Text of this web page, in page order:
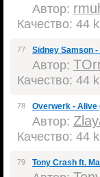
Автор:
Качество: 44
77 Sidney Samson
Автор:
Качество: 44
78 Overwerk - Alive
Автор:
Качество: 44
79 Tony Crash ft.